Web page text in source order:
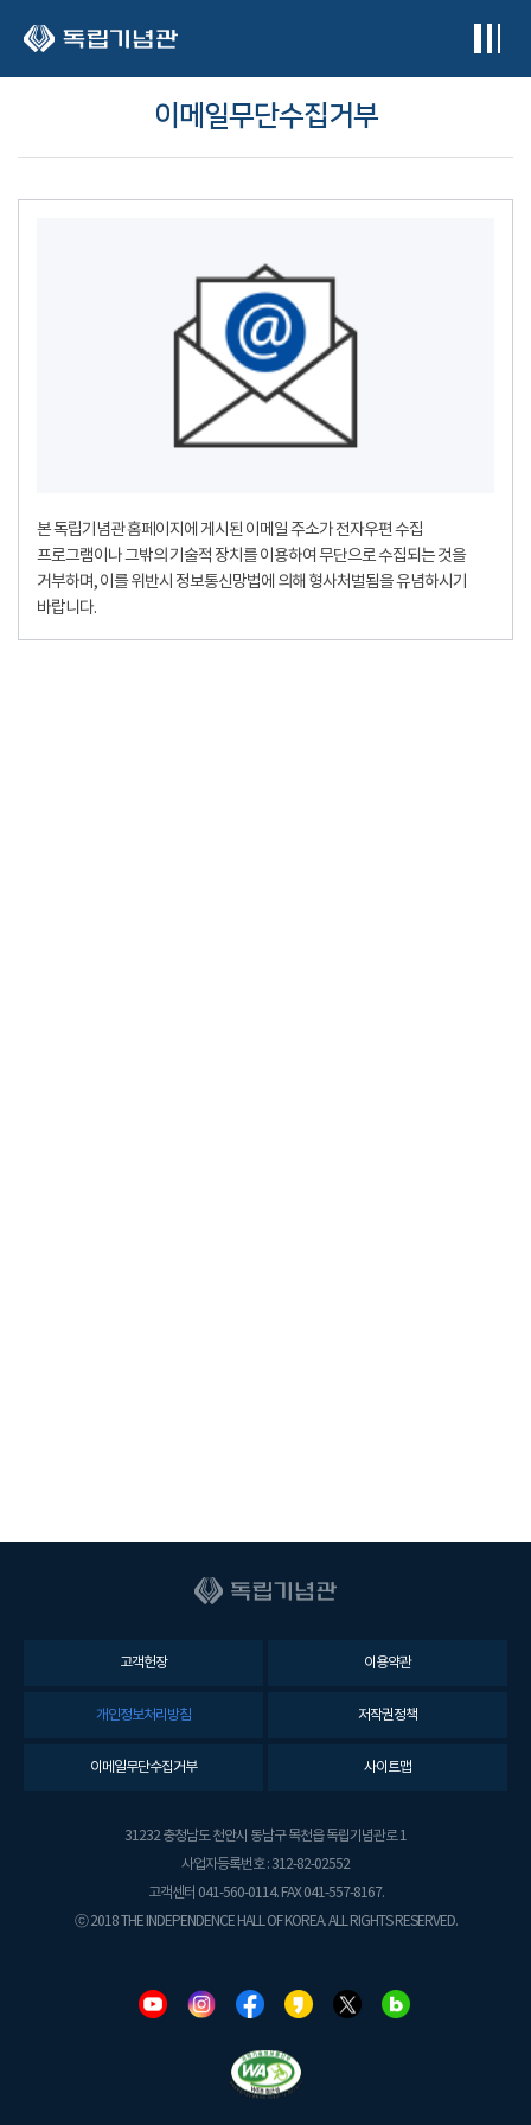
이메일무단수집거부
본 독립기념관 홈페이지에 게시된 이메일 주소가 전자우편 수집
프로그램이나 그밖의 기술적 장치를 이용하여 무단으로 수집되는 것을
거부하며, 이를 위반시 정보통신망법에 의해 형사처벌됨을 유념하시기
바랍니다.
고객헌장 이용약관
개인정보처리방침 저작권정책
이메일무단수집거부 사이트맵
31232 충청남도 천안시 동남구 목천읍 독립기념관로 1
사업자등록번호 : 312-82-02552
고객센터 041-560-0114. FAX 041-557-8167.
ⓒ 2018 THE INDEPENDENCE HALL OF KOREA. ALL RIGHTS RESERVED.